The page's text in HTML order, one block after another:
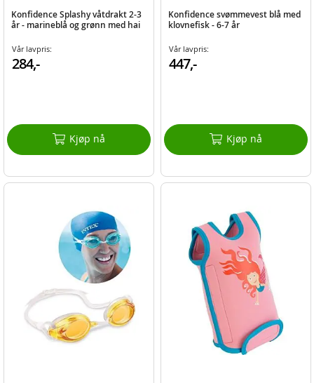
Konfidence Splashy våtdrakt 2-3
år - marineblå og grønn med hai
Vår lavpris:
284,-
Kjøp nå
Konfidence svømmevest blå med
klovnefisk - 6-7 år
Vår lavpris:
447,-
Kjøp nå